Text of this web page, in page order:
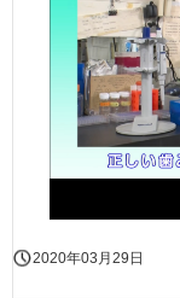
2020年03月29日